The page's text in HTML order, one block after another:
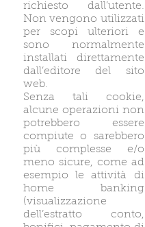
richiesto dall’utente.
Non vengono utilizzati
per scopi ulteriori e
sono normalmente
installati direttamente
dall’editore del sito
web.
Senza tali cookie,
alcune operazioni non
potrebbero essere
compiute o sarebbero
più complesse e/o
meno sicure, come ad
esempio le attività di
home banking
(visualizzazione
dell’estratto conto,